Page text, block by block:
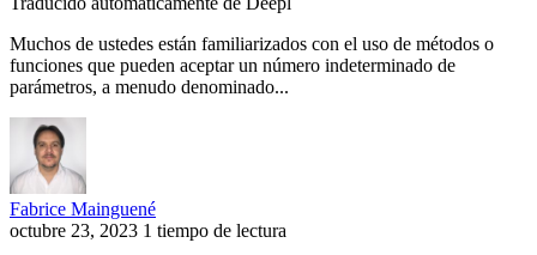
Muchos de ustedes están familiarizados con el uso de métodos o
funciones que pueden aceptar un número indeterminado de
parámetros, a menudo denominado...
Fabrice Mainguené
octubre 23, 2023 1 tiempo de lectura